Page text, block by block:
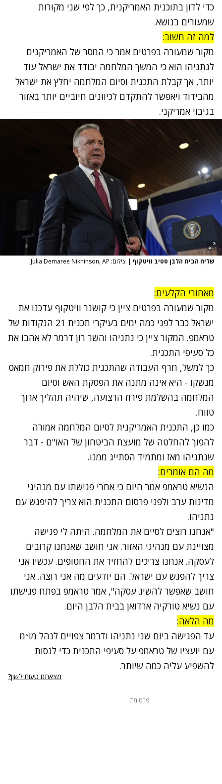
כדי לדון בתוכנית האמריקנית, כך לפי שני מקורות
שמעורים בנושא.
למה זה חשוב:
מקור שמעורה בפרטים אמר כי המסר של האמריקנים
לנתניהו הוא כי המשך המלחמה יבודד את ישראל עוד
יותר, אך קבלת התכנית וסיום המלחמה יחלץ את ישראל
מהבידוד ויאפשר להתקדם לכיוונים חיוביים יותר באזור
בגיבוי אמריקני.
שליח הבית הלבן סטיב וויטקוף | צילום: Julia Demaree Nikhinson, AP
מאחורי הקלעים:
מקור שמעורה בפרטים ציין כי קושנר וויטקוף עדכנו את
ישראל כבר לפני כמה ימים בעיקרי תכנית 21 הנקודות של
טראמפ. המקור ציין כי נתניהו והשר רון דרמר לא אהבו את
כל סעיפי התכנית.
כך למשל, חרף העבודה שהתכנית כוללת את פירוק חמאס
מנשקו - היא אינה מתנה את הפסקת האש וסיום
המלחמה בהשלמת פירוז הרצועה, שיהיה תהליך ארוך
טווח.
כמו כן, התכנית האמריקנית לסיום המלחמה אמורה
להפוך להחלטה של מועצת הביטחון של האו"ם - דבר
שנתניהו מאז ומתמיד הסתייג ממנו.
מה הם אומרים:
הנשיא טראמפ אמר היום כי אחרי פגישתו עם מנהיגי
מדינות ערב ולפני פרסום התכנית הוא צריך להיפגש עם
נתניהו.
"אנחנו רוצים לסיים את המלחמה. היתה לי פגישה
מצויינת עם מנהיגי האזור. אני חושב שאנחנו קרובים
לעסקה. אנחנו צריכים להחזיר את החטופים. עכשיו אני
צריך להפגש עם ישראל. הם יודעים מה אני רוצה. אני
חושב שאפשר להשיג עסקה", אמר טראמפ בפתח פגישתו
עם נשיא טורקיה ארדואן בבית הלבן היום.
מה הלאה:
עד הפגישה ביום שני נתניהו ודרמר צפויים לנהל מו״מ
עם יועציו של טראמפ על סעיפי התכנית כדי לנסות
להשפיע עליה כמה שיותר.
מצאתם טעות לשון?
פרסומת